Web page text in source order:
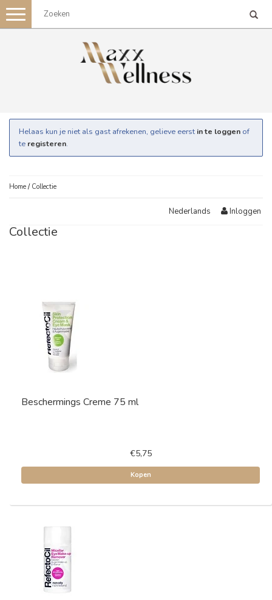
Toggle
navigation
Helaas kun je niet als gast afrekenen, gelieve eerst in te loggen of
te registeren.
Home / Collectie
Nederlands Inloggen
Collectie
Beschermings Creme 75 ml
€5,75
Kopen